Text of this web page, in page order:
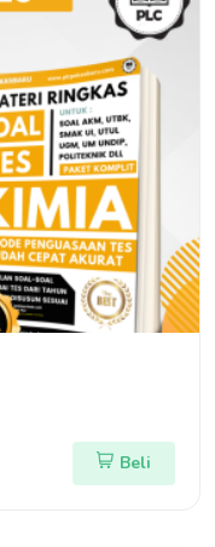
Beli